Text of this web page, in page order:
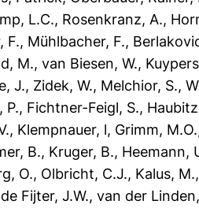
L.C., Rosenkranz, A.,
F., Mühlbacher, F.,
M., van Biesen, W.,
J., Zidek, W., Melchior, S.,
P., Fichtner-Feigl, S.,
, Klempnauer, l, Grimm, M.O.
B., Kruger, B., Heemann,
O., Olbricht, C.J., Kalus, M.
de Fijter, J.W., van der